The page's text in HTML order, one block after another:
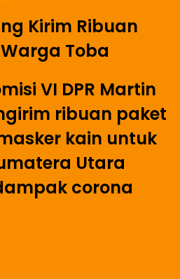
Kirim Ribuan
Toba
VI DPR Martin
ribuan paket
kain untuk
Utara
corona